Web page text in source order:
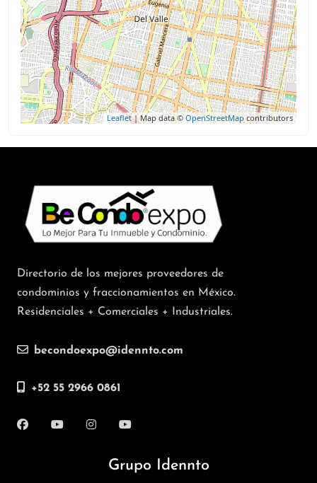
Leaflet| Map data © OpenStreetMapcontributors
Directorio de los mejores proveedores de
condominios y fraccionamientos en México.
Residenciales + Comerciales + Industriales.
becondoexpo@idennto.com
+52 55 2966 0861
Grupo Idennto